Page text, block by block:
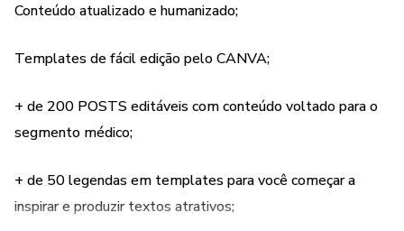
• Ginecologia
• Pediatria
• Cardiologia
Conteúdo atualizado e humanizado;
Templates de fácil edição pelo CANVA;
+ de 200 POSTS editáveis com conteúdo voltado para o
segmento médico;
+ de 50 legendas em templates para você começar a
inspirar e produzir textos atrativos;